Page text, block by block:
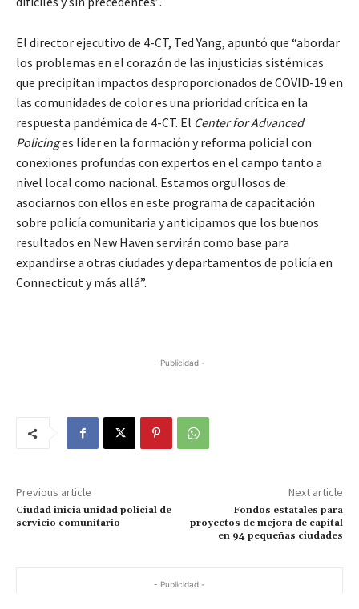
El director ejecutivo de 4-CT, Ted Yang, apuntó que “abordar
los problemas en el corazón de las injusticias sistémicas
que precipitan impactos desproporcionados de COVID-19 en
las comunidades de color es una prioridad crítica en la
respuesta pandémica de 4-CT. El Center for Advanced
Policinges líder en la formación y reforma policial con
conexiones profundas con expertos en el campo tanto a
nivel local como nacional. Estamos orgullosos de
asociarnos con ellos en este programa de capacitación
sobre policía comunitaria y anticipamos que los buenos
resultados en New Haven servirán como base para
expandirse a otras ciudades y departamentos de policía en
Connecticut y más allá”.
- Publicidad -
Previous article
Ciudad inicia unidad policial de
servicio comunitario
Next article
Fondos estatales para
proyectos de mejora de capital
en 94 pequeñas ciudades
- Publicidad -